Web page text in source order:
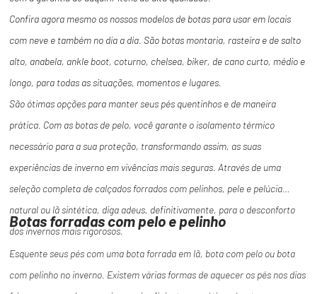
Confira agora mesmo os nossos modelos de botas para usar em locais
com neve e também no dia a dia. São botas montaria, rasteira e de salto
alto, anabela, ankle boot, coturno, chelsea, biker, de cano curto, médio e
longo, para todas as situações, momentos e lugares.
São ótimas opções para manter seus pés quentinhos e de maneira
prática. Com as botas de pelo, você garante o isolamento térmico
necessário para a sua proteção, transformando assim, as suas
experiências de inverno em vivências mais seguras. Através de uma
seleção completa de calçados forrados com pelinhos, pele e pelúcia
natural ou lã sintética, diga adeus, definitivamente, para o desconforto
dos invernos mais rigorosos.
Botas forradas com pelo e pelinho
Esquente seus pés com uma bota forrada em lã, bota com pelo ou bota
com pelinho no inverno. Existem várias formas de aquecer os pés nos dias